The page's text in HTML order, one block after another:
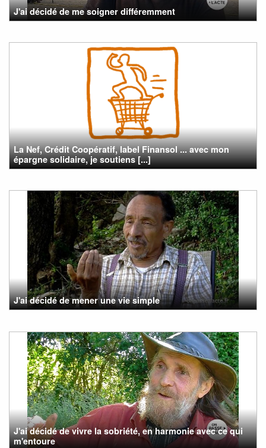
J'ai décidé de me soigner différemment
La Nef, Crédit Coopératif, label Finansol ... avec mon
épargne solidaire, je soutiens [...]
J'ai décidé de mener une vie simple
J'ai décidé de vivre la sobriété, en harmonie avec ce qui
m'entoure